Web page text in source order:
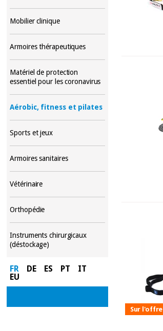
Mobilier clinique
Armoires thérapeutiques
Matériel de protection
essentiel pour les coronavirus
Aérobic, fitness et pilates
Sports et jeux
Armoires sanitaires
Vétérinaire
Orthopédie
Instruments chirurgicaux
(déstockage)
FR DE ES PT
IT
EU
Sur l'offre